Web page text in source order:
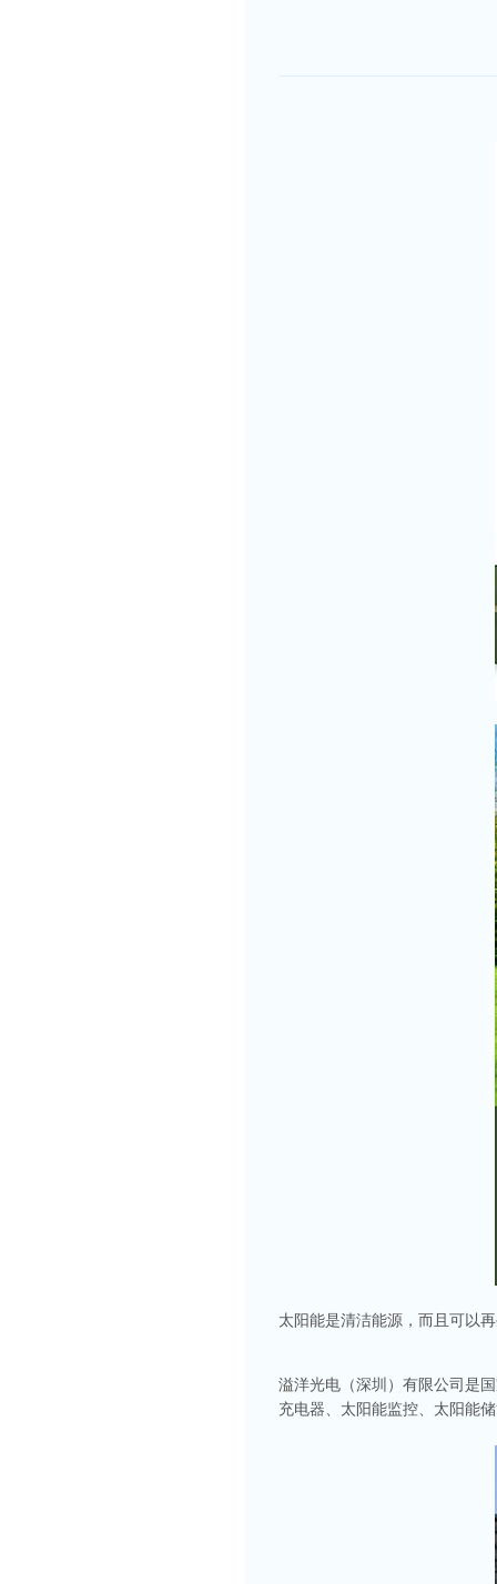
太阳能是清洁能源，而且可以
溢洋光电（深圳）有限公司是
充电器、太阳能监控、太阳能